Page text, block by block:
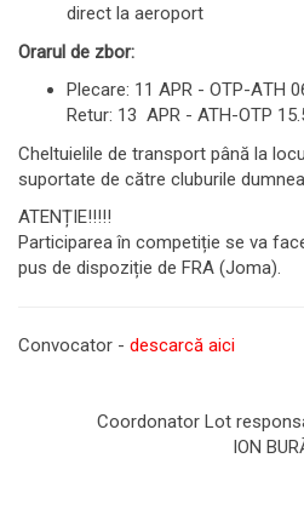
direct la aeroport
Orarul de zbor:
Plecare: 11 APR - OTP-ΑΤΗ
Retur: 13 APR - ATH-OTP
Cheltuielile de transport până la
suportate de către cluburile
ATENȚIE!!!!!
Participarea în competiție se va
pus de dispoziție de FRA (Joma).
Convocator - descarcă aici
Coordonator Lot
ION